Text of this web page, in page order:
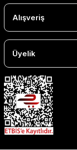
Alışveriş
Üyelik